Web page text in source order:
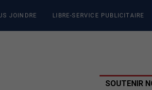
JOINDRE LIBRE-SERVICE PUBLICITAIRE
SOUTENIR